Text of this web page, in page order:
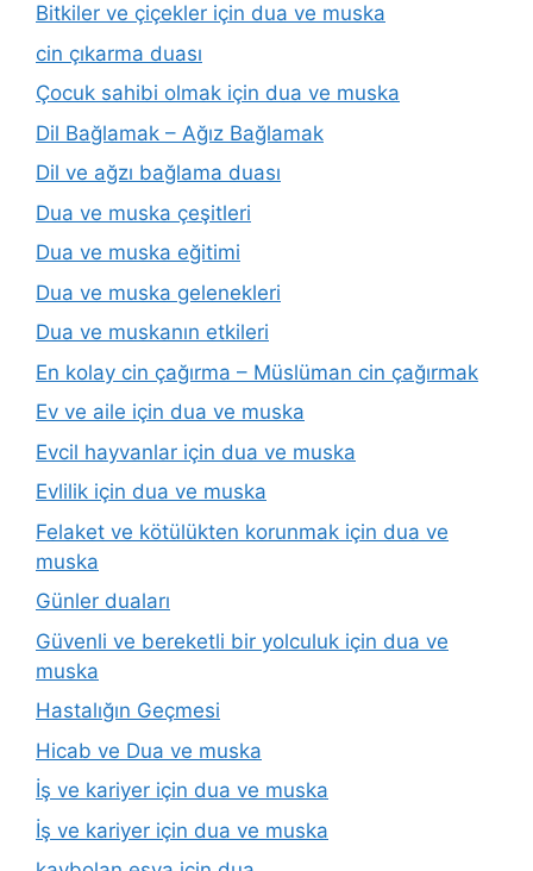
Bitkiler ve çiçekler için dua ve muska
cin çıkarma duası
Çocuk sahibi olmak için dua ve muska
Dil Bağlamak – Ağız Bağlamak
Dil ve ağzı bağlama duası
Dua ve muska çeşitleri
Dua ve muska eğitimi
Dua ve muska gelenekleri
Dua ve muskanın etkileri
En kolay cin çağırma – Müslüman cin çağırmak
Ev ve aile için dua ve muska
Evcil hayvanlar için dua ve muska
Evlilik için dua ve muska
Felaket ve kötülükten korunmak için dua ve
muska
Günler duaları
Güvenli ve bereketli bir yolculuk için dua ve
muska
Hastalığın Geçmesi
Hicab ve Dua ve muska
İş ve kariyer için dua ve muska
İş ve kariyer için dua ve muska